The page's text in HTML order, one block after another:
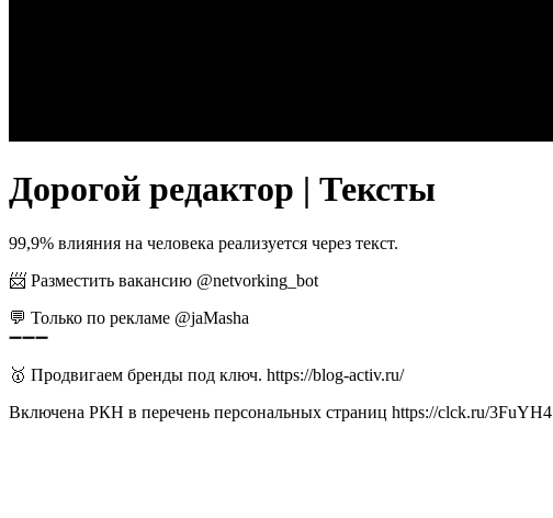
Дорогой редактор | Тексты
99,9% влияния на человека реализуется через текст.
📨 Разместить вакансию @netvorking_bot
💬 Только по рекламе @jaMasha
➖➖➖
🥇 Продвигаем бренды под ключ. https://blog-activ.ru/
Включена РКН в перечень персональных страниц https://clck.ru/3FuYH4